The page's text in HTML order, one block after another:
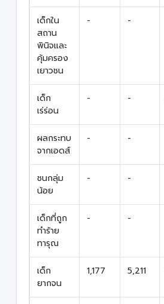
เด็กใน
สถาน
พินิจและ
คุ้มครอง
เยาวชน
- -
เด็ก
เร่ร่อน
- -
ผลกระทบ
จากเอดส์
- -
ชนกลุ่ม
น้อย
- -
เด็กที่ถูก
ทำร้าย
ทารุณ
- -
เด็ก
ยากจน
1,177 5,211